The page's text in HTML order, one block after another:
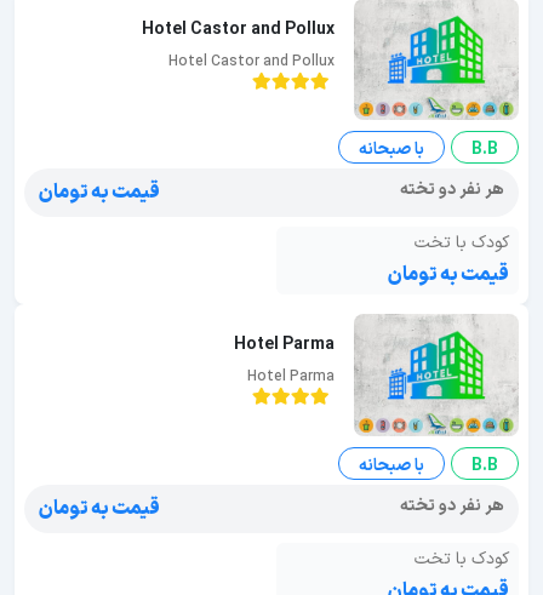
Hotel Castor and Pollux
Hotel Castor and Pollux
B.B
با صبحانه
هر نفر دو تخته
قیمت به تومان
کودک با تخت
قیمت به تومان
Hotel Parma
Hotel Parma
B.B
با صبحانه
هر نفر دو تخته
قیمت به تومان
کودک با تخت